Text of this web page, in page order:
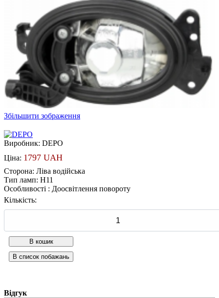
Збільшити зображення
Виробник: DEPO
Ціна: 1797 UAH
Сторона: Ліва водійська
Тип ламп: H11
Особливості : Доосвітлення повороту
Кількість:
Відгук